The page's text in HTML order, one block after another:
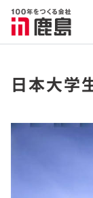
日本大学